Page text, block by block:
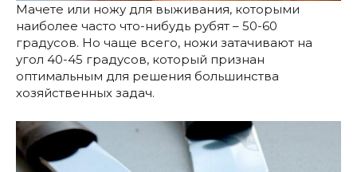
Мачете или ножу для выживания, которыми
наиболее часто что-нибудь рубят – 50-60
градусов. Но чаще всего, ножи затачивают на
угол 40-45 градусов, который признан
оптимальным для решения большинства
хозяйственных задач.